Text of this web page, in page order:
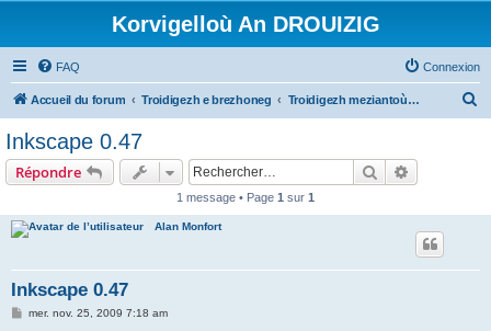
Korvigelloù An DROUIZIG
FAQ Connexion
Accueil du forum Troidigezh e brezhoneg Troidigezh meziantoù all (frank a wirioù evit an darn vrasañ anezho)
Inkscape 0.47
Répondre Rechercher
1 message • Page 1 sur 1
Alan Monfort
Inkscape 0.47
Mmer. nov. 25, 2009 7:18 am